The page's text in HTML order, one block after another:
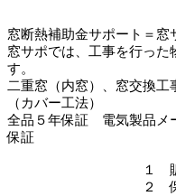
窓断熱補助金サポート＝窓
窓サポでは、工事を行った
す。
二重窓（内窓）、窓交換
（カバー工法）
全品５年保証 電気製品メ
保証
１ 販売する商
２ 保証料